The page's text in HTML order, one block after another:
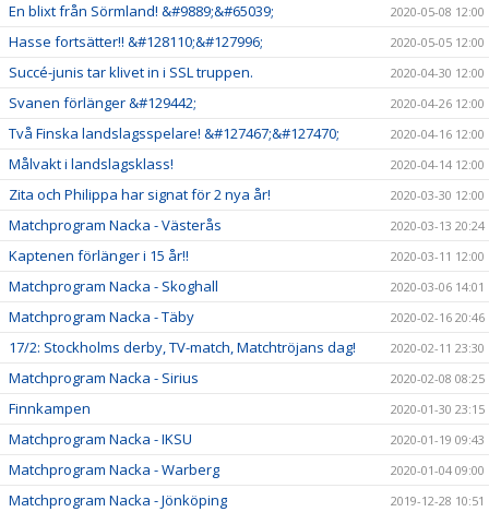
En blixt från Sörmland! &#9889;&#65039; 2020-05-08 12:00
Hasse fortsätter!! &#128110;&#127996; 2020-05-05 12:00
Succé-junis tar klivet in i SSL truppen. 2020-04-30 12:00
Svanen förlänger &#129442; 2020-04-26 12:00
Två Finska landslagsspelare! &#127467;&#127470; 2020-04-16 12:00
Målvakt i landslagsklass! 2020-04-14 12:00
Zita och Philippa har signat för 2 nya år! 2020-03-30 12:00
Matchprogram Nacka - Västerås 2020-03-13 20:24
Kaptenen förlänger i 15 år!! 2020-03-11 12:00
Matchprogram Nacka - Skoghall 2020-03-06 14:01
Matchprogram Nacka - Täby 2020-02-16 20:46
17/2: Stockholms derby, TV-match, Matchtröjans dag! 2020-02-11 23:30
Matchprogram Nacka - Sirius 2020-02-08 08:25
Finnkampen 2020-01-30 23:15
Matchprogram Nacka - IKSU 2020-01-19 09:43
Matchprogram Nacka - Warberg 2020-01-04 09:00
Matchprogram Nacka - Jönköping 2019-12-28 10:51